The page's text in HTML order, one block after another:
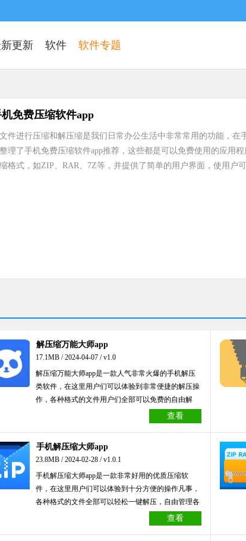
更新 软件 软件专题
免费压缩软件app
件进行压缩和解压缩是我们日常办公生活中非常常用的功能，
理了手机免费压缩软件app推荐，这些都是可以免费使用的应用
格式，如ZIP、RAR、7Z等，并提供了简单的用户界面，使用户
解压缩万能大师app
17.1MB / 2024-04-07 / v1.0
解压缩万能大师app是一款人气非常火爆的手机解压
类软件，在这里用户们可以体验到非常便捷的解压操
作，各种格式的文件用户们全部可以免费的自由解
压，有需要的小伙伴就来本站下载使用吧！查看
手机解压缩大师app
23.8MB / 2024-02-28 / v1.0.1
手机解压缩大师app是一款非常好用的优质压缩软
件，在这里用户们可以体验到十分方便的操作凡事，
各种格式的文件全部可以轻松一键解压，自由管理各
种文档，有需要的用户就来本站下载使用吧！
查看